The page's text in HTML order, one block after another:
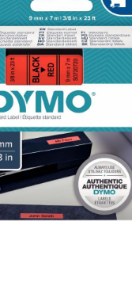
RÉALISATION